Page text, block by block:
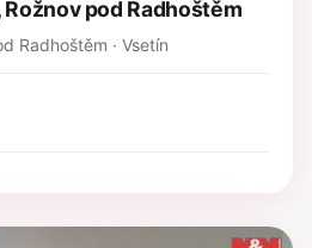
Rožnov pod Radhoštěm
Radhoštěm · Vsetín